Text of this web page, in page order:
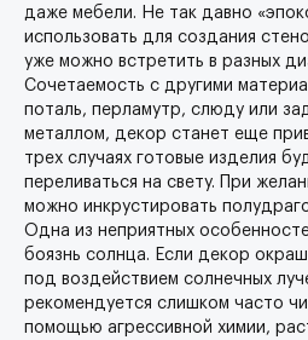
даже мебели. Не так давно
использовать для создания
уже можно встретить в разных
Сочетаемость с другими
поталь, перламутр, слюду или
металлом, декор станет еще
трех случаях готовые изделия
переливаться на свету. При
можно инкрустировать
Одна из неприятных
боязнь солнца. Если декор
под воздействием солнечных
рекомендуется слишком часто
помощью агрессивной химии,